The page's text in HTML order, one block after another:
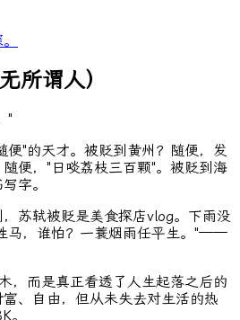
所谓人）
"
便"的天才。被贬到黄州？随便，发
便，"日啖荔枝三百颗"。被贬到海
字。
苏轼被贬是美食探店vlog。下雨没
马，谁怕？一蓑烟雨任平生。"——
，而是真正看透了人生起落之后的
、自由，但从未失去对生活的热
。